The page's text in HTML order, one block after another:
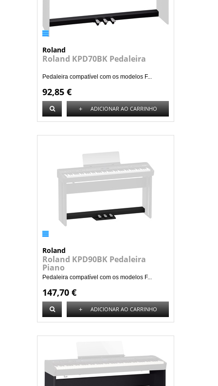
Roland
Roland KPD70BK Pedaleira
Pedaleira compatível com os modelos F...
92,85 €
+ ADICIONAR AO CARRINHO
Roland
Roland KPD90BK Pedaleira
Piano
Pedaleira compatível com os modelos F...
147,70 €
+ ADICIONAR AO CARRINHO